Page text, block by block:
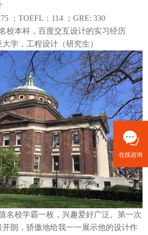
；TOEFL：114 ；GRE: 330
校本科，百度交互设计的实习经历
学，工程设计（研究生）
名校学霸一枚，兴趣爱好广泛。第一次
朗，骄傲地给我一一展示他的设计作
在线咨询